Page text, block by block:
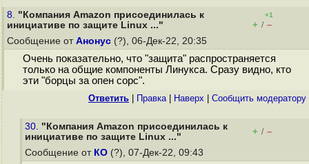
8. "Компания Amazon присоединилась к
инициативе по защите Linux ..."
+1
+ / –
Сообщение от Анонус (?), 06-Дек-22, 20:35
Очень показательно, что "защита" распространяется
только на общие компоненты Линукса. Сразу видно, кто
эти "борцы за опен сорс".
Ответить Правка| Наверх Cообщить модератору
30. "Компания Amazon присоединилась к
инициативе по защите Linux ..."
+ / –
Сообщение от КО (?), 07-Дек-22, 09:43